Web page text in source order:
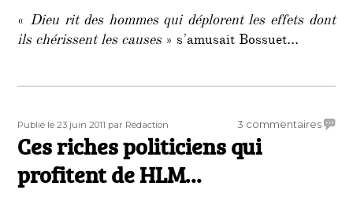
« Dieu rit des hommes qui déplorent les effets dont
ils chérissent les causes» s’amusait Bossuet…
Publié
Publié le 23 juin 2011 Auteur
par Rédaction 3 commentairessur
Ces riches politiciens qui
profitent de HLM…